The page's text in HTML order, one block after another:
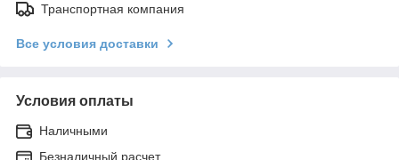
Транспортная компания
Все условия доставки
Условия оплаты
Наличными
Безналичный расчет